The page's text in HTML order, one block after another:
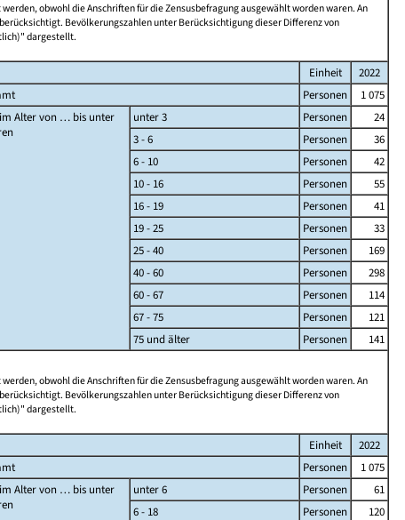
obwohl die Anschriften für die Zensusbefragung ausgewählt worden waren. An
Bevölkerungszahlen unter Berücksichtigung dieser Differenz von
dargestellt.
Einheit
2022
Personen
1 075
Alter von … bis unter
unter 3 Personen
24
3 - 6
Personen
36
6 - 10
Personen
42
10 - 16
Personen
55
16 - 19
Personen
41
19 - 25
Personen
33
25 - 40
Personen
169
40 - 60
Personen
298
60 - 67
Personen
114
67 - 75
Personen
121
75 und älter
Personen
141
obwohl die Anschriften für die Zensusbefragung ausgewählt worden waren. An
Bevölkerungszahlen unter Berücksichtigung dieser Differenz von
dargestellt.
Einheit
2022
Personen
1 075
Alter von … bis unter
unter 6 Personen
61
6 - 18
Personen
120